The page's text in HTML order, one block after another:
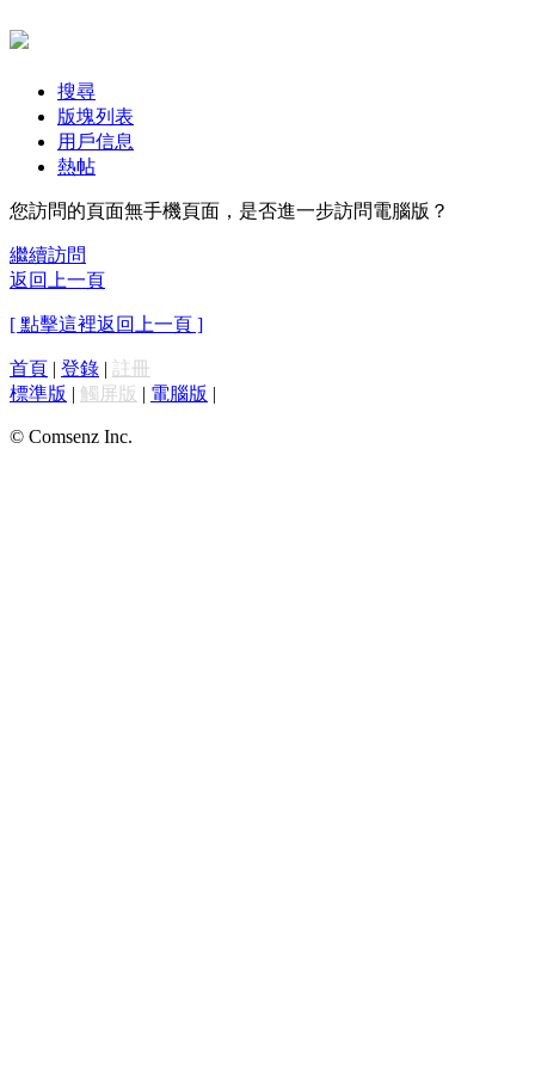
搜尋
版塊列表
用戶信息
熱帖
您訪問的頁面無手機頁面，是否進一步訪問電腦版？
繼續訪問
返回上一頁
[ 點擊這裡返回上一頁 ]
首頁 | 登錄 | 註冊
標準版 | 觸屏版 | 電腦版 |
© Comsenz Inc.